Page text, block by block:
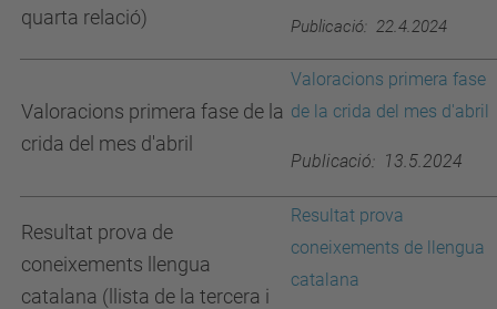
quarta relació)
Publicació: 22.4.2024
Valoracions primera fase de la
crida del mes d'abril
Valoracions primera fase
de la crida del mes d'abril
Publicació: 13.5.2024
Resultat prova de
coneixements llengua
catalana (llista de la tercera i
Resultat prova
coneixements de llengua
catalana